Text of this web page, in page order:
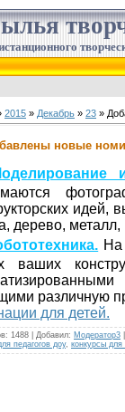
2015 » Декабрь » 23 »
новые
дерево, металл,
На
ваших
различную
для детей.
: 1488 Добавил: Модератор3
педагогов доу, конкурсы